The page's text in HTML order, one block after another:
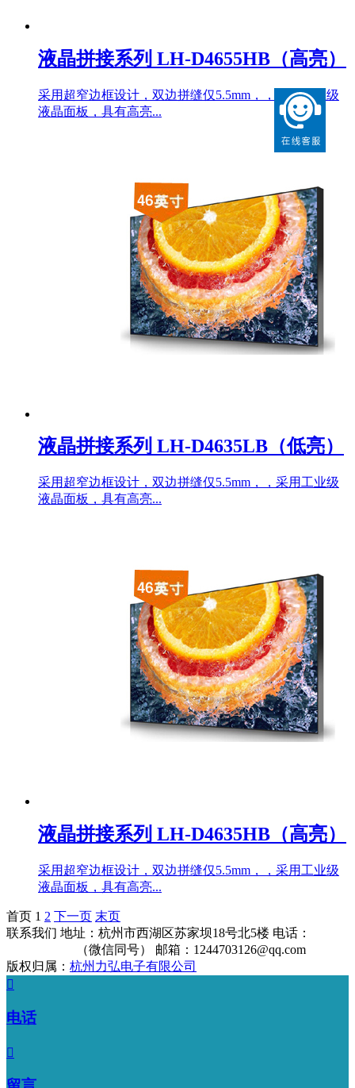
液晶拼接系列 LH-D4655HB（高亮）
采用超窄边框设计，双边拼缝仅5.5mm，，采用工业级
液晶面板，具有高亮...
液晶拼接系列 LH-D4635LB（低亮）
采用超窄边框设计，双边拼缝仅5.5mm，，采用工业级
液晶面板，具有高亮...
液晶拼接系列 LH-D4635HB（高亮）
采用超窄边框设计，双边拼缝仅5.5mm，，采用工业级
液晶面板，具有高亮...
首页 1 2 下一页 末页
联系我们 地址：杭州市西湖区苏家坝18号北5楼 电话：
（微信同号）
邮箱：1244703126@qq.com
版权归属： 杭州力弘电子有限公司

电话
